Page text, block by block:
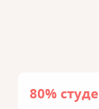
80%